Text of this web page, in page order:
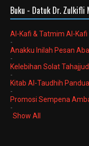
Buku - Datuk Dr. Zulkifli
Al-Kafi & Tatmim Al-Kafi
-
Anakku Inilah Pesan
-
Kelebihan Solat Tahajjud
-
Kitab Al-Taudhih
-
Promosi Sempena
-
Show All